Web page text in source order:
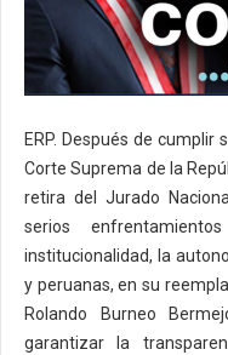
ERP. Después de
Corte Suprema de la
retira del Jurado
serios
institucionalidad, la
y peruanas, en su
Rolando Burneo
garantizar la